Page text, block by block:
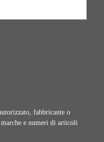
fabbricante o
e numeri di articoli